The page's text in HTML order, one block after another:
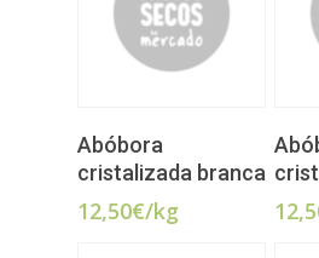
LER MAIS
Abóbora
cristalizada branca
12,50€/kg